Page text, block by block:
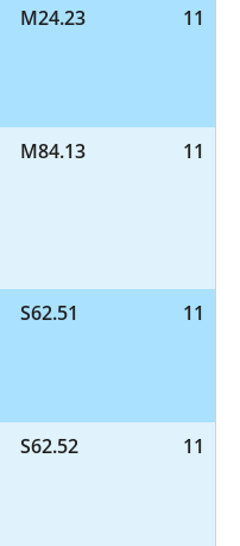
M24.23 11
M84.13 11
S62.51 11
S62.52 11